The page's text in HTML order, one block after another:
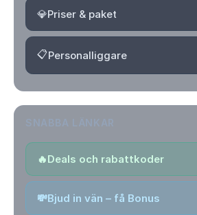
💎Priser & paket
📋Personalliggare
🔥Deals och rabattkoder
💸Bjud in vän – få Bonus